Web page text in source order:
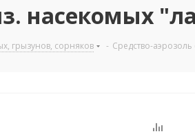
насекомых
грызунов, сорняков - Средство-